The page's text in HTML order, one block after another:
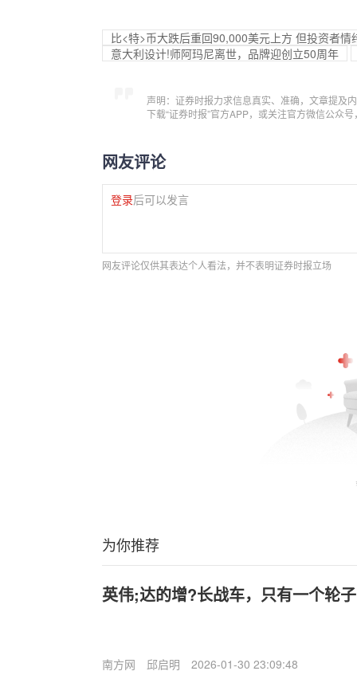
比<特>币大跌后重回90,000美元上方 但投资者情
意大利设计!师阿玛尼离世，品牌迎创立50周年
声明：证券时报力求信息真实、准确，文章提及
下载“证券时报”官方APP，或关注官方微信公众
网友评论
登录后可以发言
网友评论仅供其表达个人看法，并不表明证券时报立场
为你推荐
英伟;达的增?长战车，只有一个轮子
南方网 邱启明 2026-01-30 23:09:48